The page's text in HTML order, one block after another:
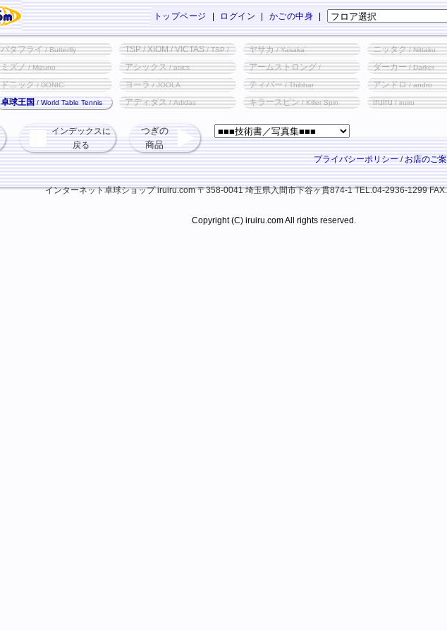
かごの中身
ログイン
トップページ
バタフライ/ Butterfly TSP / XIOM / VICTAS/ TSP /
XIOM / VICTAS
ヤサカ/ Yasaka ニッタク/ Nittaku
ミズノ/ Mizuno アシックス/ asics アームストロング/
Armstrong
ダーカー/ Darker
ドニック/ DONIC ヨーラ/ JOOLA ティバー/ Thibhar アンドロ/ andro
卓球王国/ World Table Tennis アディダス/ Adidas キラースピン/ Killer Spin iruiru/ iruiru
インデックスに
戻る
つぎの
商品
プライバシーポリシー/お店のご
インターネット卓球ショップ iruiru.com〒358-0041 埼玉県入間市下谷ヶ貫874-1TEL.04-2936-1299
Copyright (C) iruiru.com All rights reserved.